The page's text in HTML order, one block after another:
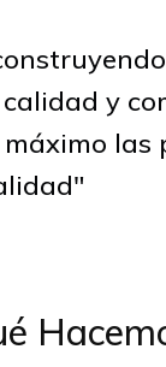
y
las